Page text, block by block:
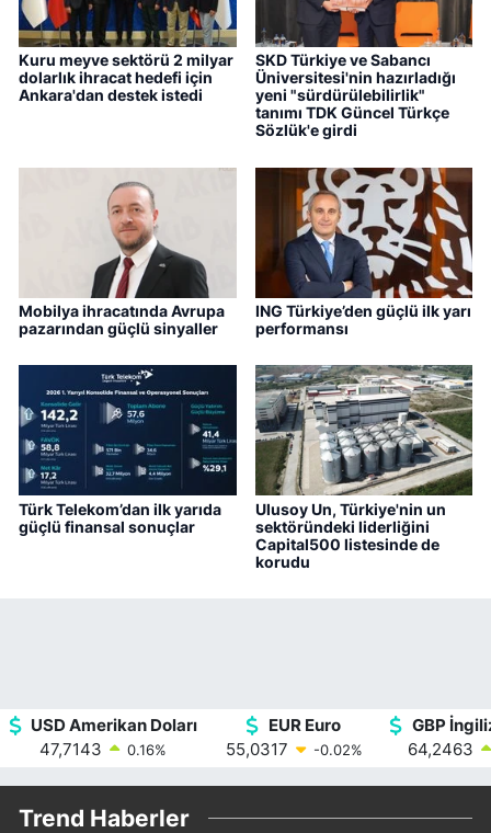
Kuru meyve sektörü 2 milyar
dolarlık ihracat hedefi için
Ankara'dan destek istedi
SKD Türkiye ve Sabancı
Üniversitesi'nin hazırladığı
yeni "sürdürülebilirlik"
tanımı TDK Güncel Türkçe
Sözlük'e girdi
Mobilya ihracatında Avrupa
pazarından güçlü sinyaller
ING Türkiye’den güçlü ilk yarı
performansı
Türk Telekom’dan ilk yarıda
güçlü finansal sonuçlar
Ulusoy Un, Türkiye'nin un
sektöründeki liderliğini
Capital500 listesinde de
korudu
USD Amerikan Doları
47,7143
0.16%
EUR Euro
55,0317
-0.02%
GBP
64,2463
Trend Haberler